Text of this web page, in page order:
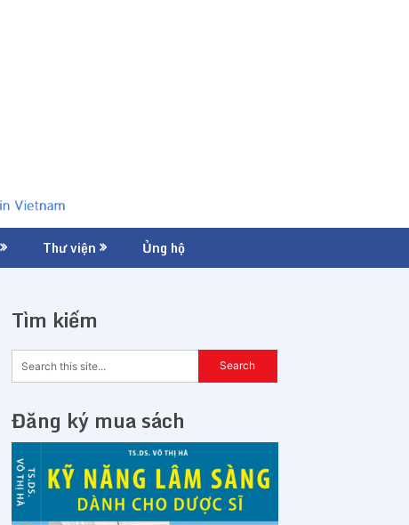
Thư viện Ủng hộ
Tìm kiếm
Đăng ký mua sách